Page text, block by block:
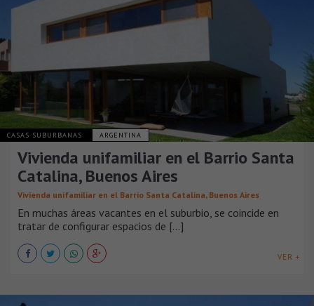
CASAS SUBURBANAS ARGENTINA
Vivienda unifamiliar en el Barrio Santa
Catalina, Buenos Aires
Vivienda unifamiliar en el Barrio Santa Catalina, Buenos Aires
En muchas áreas vacantes en el suburbio, se coincide en
tratar de configurar espacios de [...]
VER +